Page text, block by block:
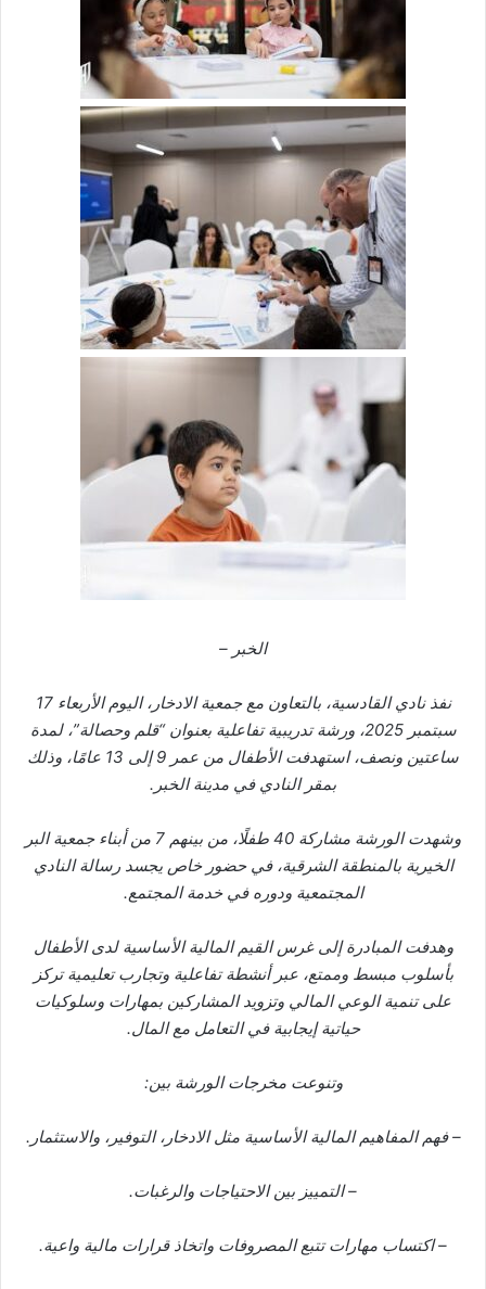
الخبر –
نفذ نادي القادسية، بالتعاون مع جمعية الادخار، اليوم الأربعاء 17
سبتمبر 2025، ورشة تدريبية تفاعلية بعنوان “قلم وحصالة”، لمدة
ساعتين ونصف، استهدفت الأطفال من عمر 9 إلى 13 عامًا، وذلك
بمقر النادي في مدينة الخبر.
وشهدت الورشة مشاركة 40 طفلًا، من بينهم 7 من أبناء جمعية البر
الخيرية بالمنطقة الشرقية، في حضور خاص يجسد رسالة النادي
المجتمعية ودوره في خدمة المجتمع.
وهدفت المبادرة إلى غرس القيم المالية الأساسية لدى الأطفال
بأسلوب مبسط وممتع، عبر أنشطة تفاعلية وتجارب تعليمية تركز
على تنمية الوعي المالي وتزويد المشاركين بمهارات وسلوكيات
حياتية إيجابية في التعامل مع المال.
وتنوعت مخرجات الورشة بين:
– فهم المفاهيم المالية الأساسية مثل الادخار، التوفير، والاستثمار.
– التمييز بين الاحتياجات والرغبات.
– اكتساب مهارات تتبع المصروفات واتخاذ قرارات مالية واعية.